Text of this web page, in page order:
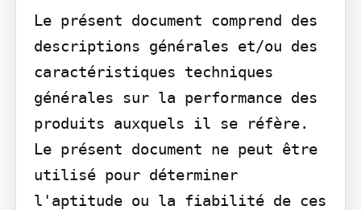
Le présent document comprend des
descriptions générales et/ou des
caractéristiques techniques
générales sur la performance des
produits auxquels il se réfère.
Le présent document ne peut être
utilisé pour déterminer
l'aptitude ou la fiabilité de ces